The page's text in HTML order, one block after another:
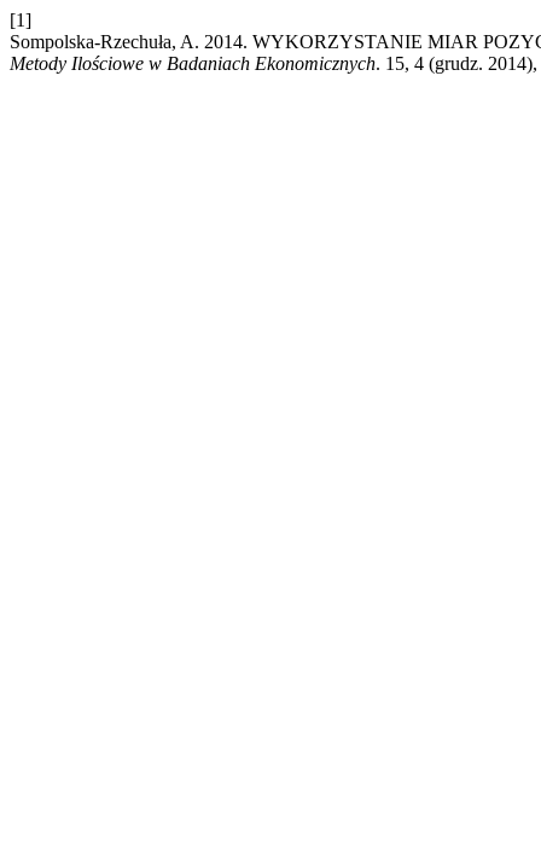
[1]
Sompolska-Rzechuła, A. 2014. WYKORZYSTANIE MIAR
Metody Ilościowe w Badaniach Ekonomicznych. 15, 4 (grudz.